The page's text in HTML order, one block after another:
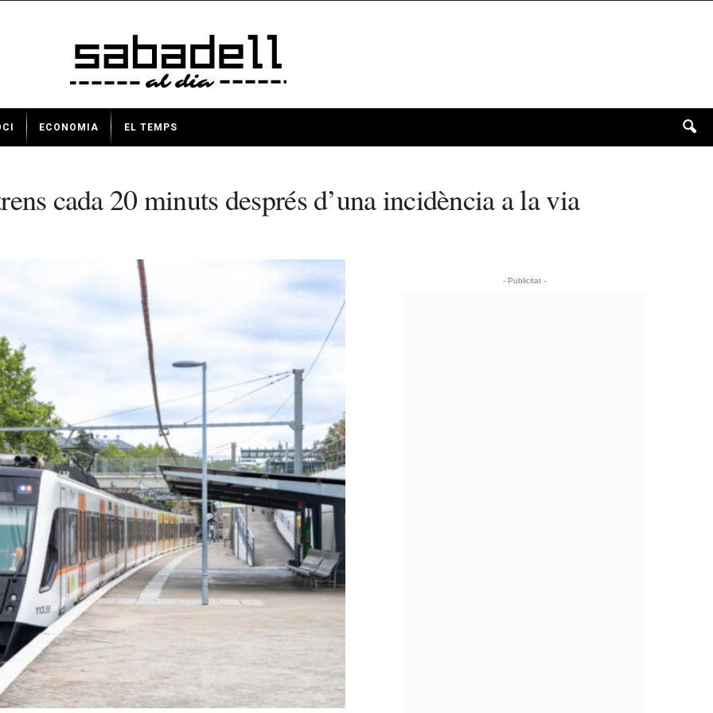
ECONOMIA EL TEMPS
cada 20 minuts després d’una incidència a la via
- Publicitat -